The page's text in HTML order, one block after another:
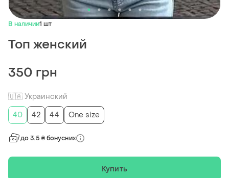
В наличии1 шт
Топ женский
350 грн
🇺🇦 Украинский
40
42 44 One size
до 3.5 ₴ бонусних
Купить